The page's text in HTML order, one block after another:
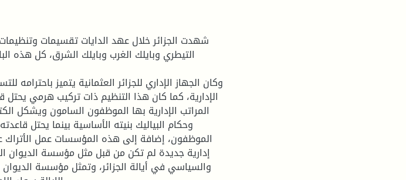
شهدت الجزائر خلال عهد الدايات تقسيمات
التيطري وبايلك الغرب وبايلك الشرق، كل هذه
وكان الجهاز الإداري للجزائر العثمانية يتميز باحترامه
الإدارية، كما كان هذا التنظيم ذات تركيب هرمي يحتل
المراتب الإدارية بها الموظفون السامون ويشكل
وحكام البياليك بنيته الأساسية بينما يحتل
الموظفون، إضافة إلى هذه المؤسسات عمل
إدارية جديدة لم تكن من قبل مثل مؤسسة الديوان
والسياسي في أيالة الجزائر، وتمثل مؤسسة الديوان